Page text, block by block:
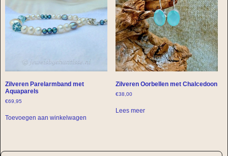
Zilveren Parelarmband met
Aquaparels
€69,95
Toevoegen aan winkelwagen
Zilveren Oorbellen met Chalcedoon
€38,00
Lees meer